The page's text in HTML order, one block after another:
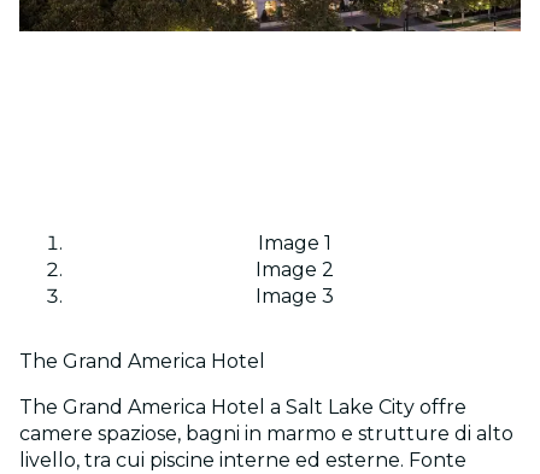
Image 1
Image 2
Image 3
The Grand America Hotel
The Grand America Hotel a Salt Lake City offre
camere spaziose, bagni in marmo e strutture di alto
livello, tra cui piscine interne ed esterne. Fonte